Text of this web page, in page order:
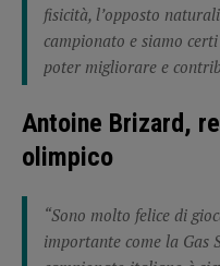
fisicità, l’opposto
campionato e siamo
poter migliorare e
Antoine Brizard,
olimpico
“Sono molto felice di
importante come la Gas